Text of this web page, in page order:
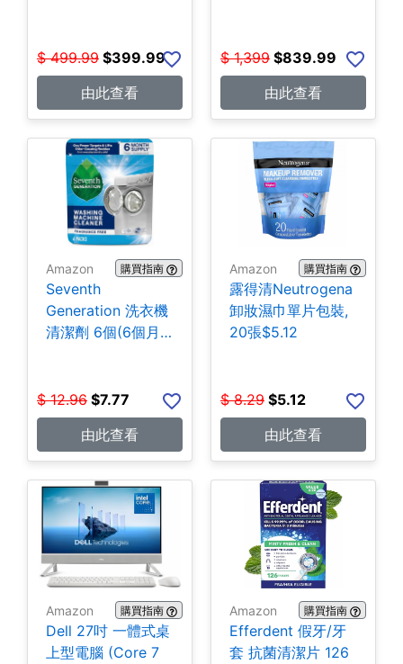
$ 499.99 $399.99
由此查看
$ 1,399 $839.99
由此查看
Amazon 購買指南
Seventh
Generation 洗衣機
清潔劑 6個(6個月
$ 12.96 $7.77
由此查看
Amazon 購買指南
露得清Neutrogena
卸妝濕巾單片包裝,
20張$5.12
$ 8.29 $5.12
由此查看
Amazon 購買指南
Dell 27吋 一體式桌
上型電腦 (Core 7
Amazon 購買指南
Efferdent 假牙/牙
套 抗菌清潔片 126